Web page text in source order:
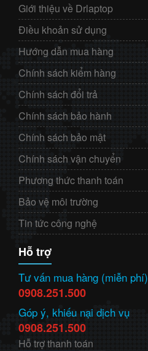
Giới thiệu về Drlaptop
Điều khoản sử dụng
Hướng dẫn mua hàng
Chính sách kiểm hàng
Chính sách đổi trả
Chính sách bảo hành
Chính sách bảo mật
Chính sách vận chuyển
Phương thức thanh toán
Bảo vệ môi trường
Tin tức công nghệ
Hỗ trợ
Tư vấn mua hàng (miễn phí)
0908.251.500
Góp ý, khiếu nại dịch vụ
0908.251.500
Hỗ trợ thanh toán